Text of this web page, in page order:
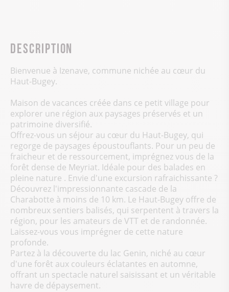
Description
Bienvenue à Izenave, commune nichée au cœur du
Haut-Bugey.
Maison de vacances créée dans ce petit village pour
explorer une région aux paysages préservés et un
patrimoine diversifié.
Offrez-vous un séjour au cœur du Haut-Bugey, qui
regorge de paysages époustouflants. Pour un peu de
fraicheur et de ressourcement, imprégnez vous de la
forêt dense de Meyriat. Idéale pour des balades en
pleine nature . Envie d'une excursion rafraichissante ?
Découvrez l'impressionnante cascade de la
Charabotte à moins de 10 km. Le Haut-Bugey offre de
nombreux sentiers balisés, qui serpentent à travers la
région, pour les amateurs de VTT et de randonnée.
Laissez-vous vous imprégner de cette nature
profonde.
Partez à la découverte du lac Genin, niché au cœur
d'une forêt aux couleurs éclatantes en automne,
offrant un spectacle naturel saisissant et un véritable
havre de dépaysement.